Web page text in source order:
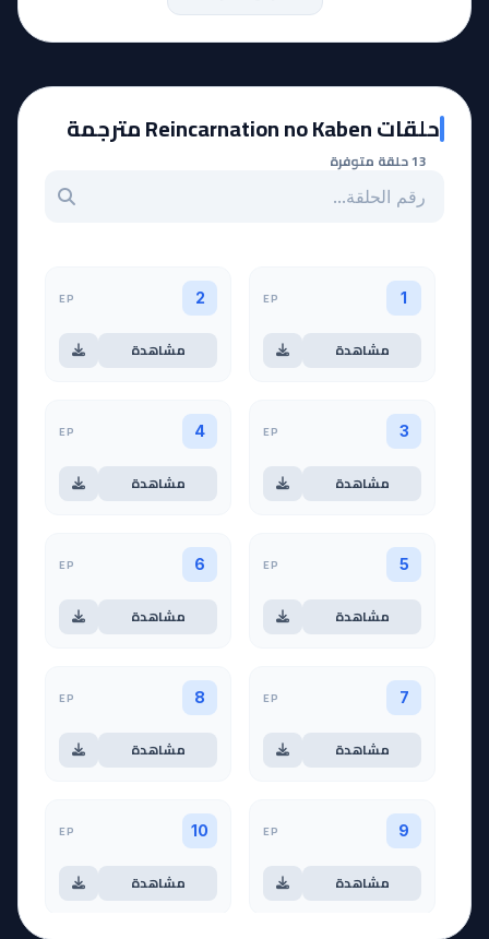
حلقات Reincarnation no Kaben مترجمة
13 حلقة متوفرة
بحث عن حلقة بالرقم
1
EP
مشاهدة
2
EP
مشاهدة
3
EP
مشاهدة
4
EP
مشاهدة
5
EP
مشاهدة
6
EP
مشاهدة
7
EP
مشاهدة
8
EP
مشاهدة
9
EP
مشاهدة
10
EP
مشاهدة